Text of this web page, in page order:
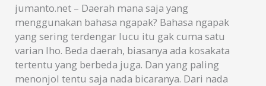
jumanto.net – Daerah mana saja yang
menggunakan bahasa ngapak? Bahasa ngapak
yang sering terdengar lucu itu gak cuma satu
varian lho. Beda daerah, biasanya ada kosakata
tertentu yang berbeda juga. Dan yang paling
menonjol tentu saja nada bicaranya. Dari nada